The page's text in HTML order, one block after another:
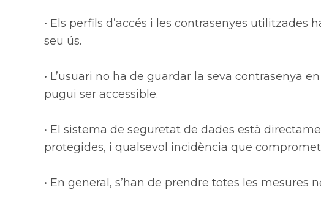
• Els perfils d’accés i les contrasenyes
seu ús.
• L’usuari no ha de guardar la seva contrasenya
pugui ser accessible.
• El sistema de seguretat de dades està
protegides, i qualsevol incidència que
• En general, s’han de prendre totes les